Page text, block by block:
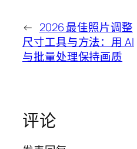
← 2026 最佳照片调整
尺寸工具与方法：用 AI
与批量处理保持画质
评论